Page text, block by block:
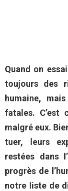
Quand on
toujours des
humaine,
fatales. C’est
malgré eux.
tuer, leurs
restées dans
progrès de
notre liste de